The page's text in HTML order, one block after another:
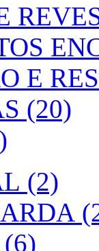
E
(20)
(2)